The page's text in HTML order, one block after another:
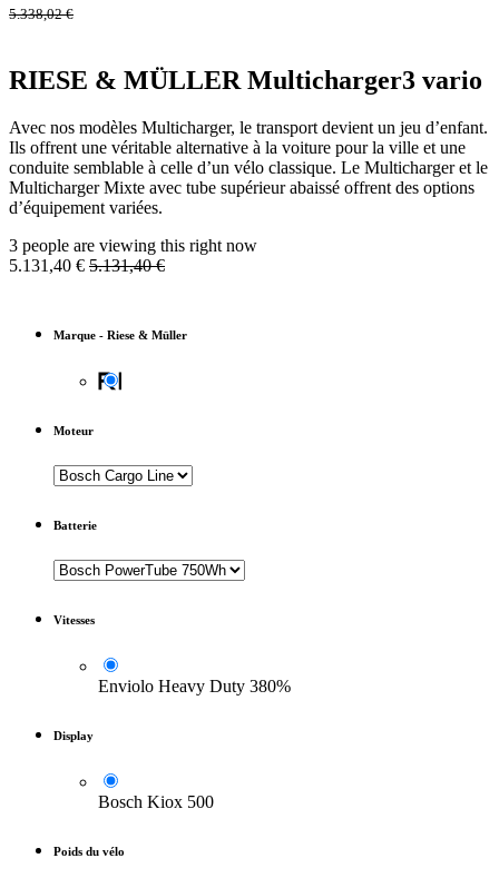
5.338,02€
RIESE & MÜLLER Multicharger3 vario
Avec nos modèles Multicharger, le transport devient un jeu d’enfant.
Ils offrent une véritable alternative à la voiture pour la ville et une
conduite semblable à celle d’un vélo classique. Le Multicharger et le
Multicharger Mixte avec tube supérieur abaissé offrent des options
d’équipement variées.
3 people are viewing this right now
5.131,40 € 5.131,40€
Marque - Riese & Müller
Moteur
Batterie
Vitesses
Enviolo Heavy Duty 380%
Display
Bosch Kiox 500
Poids du vélo